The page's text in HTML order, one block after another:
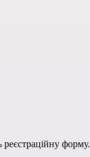
реєстраційну форму.